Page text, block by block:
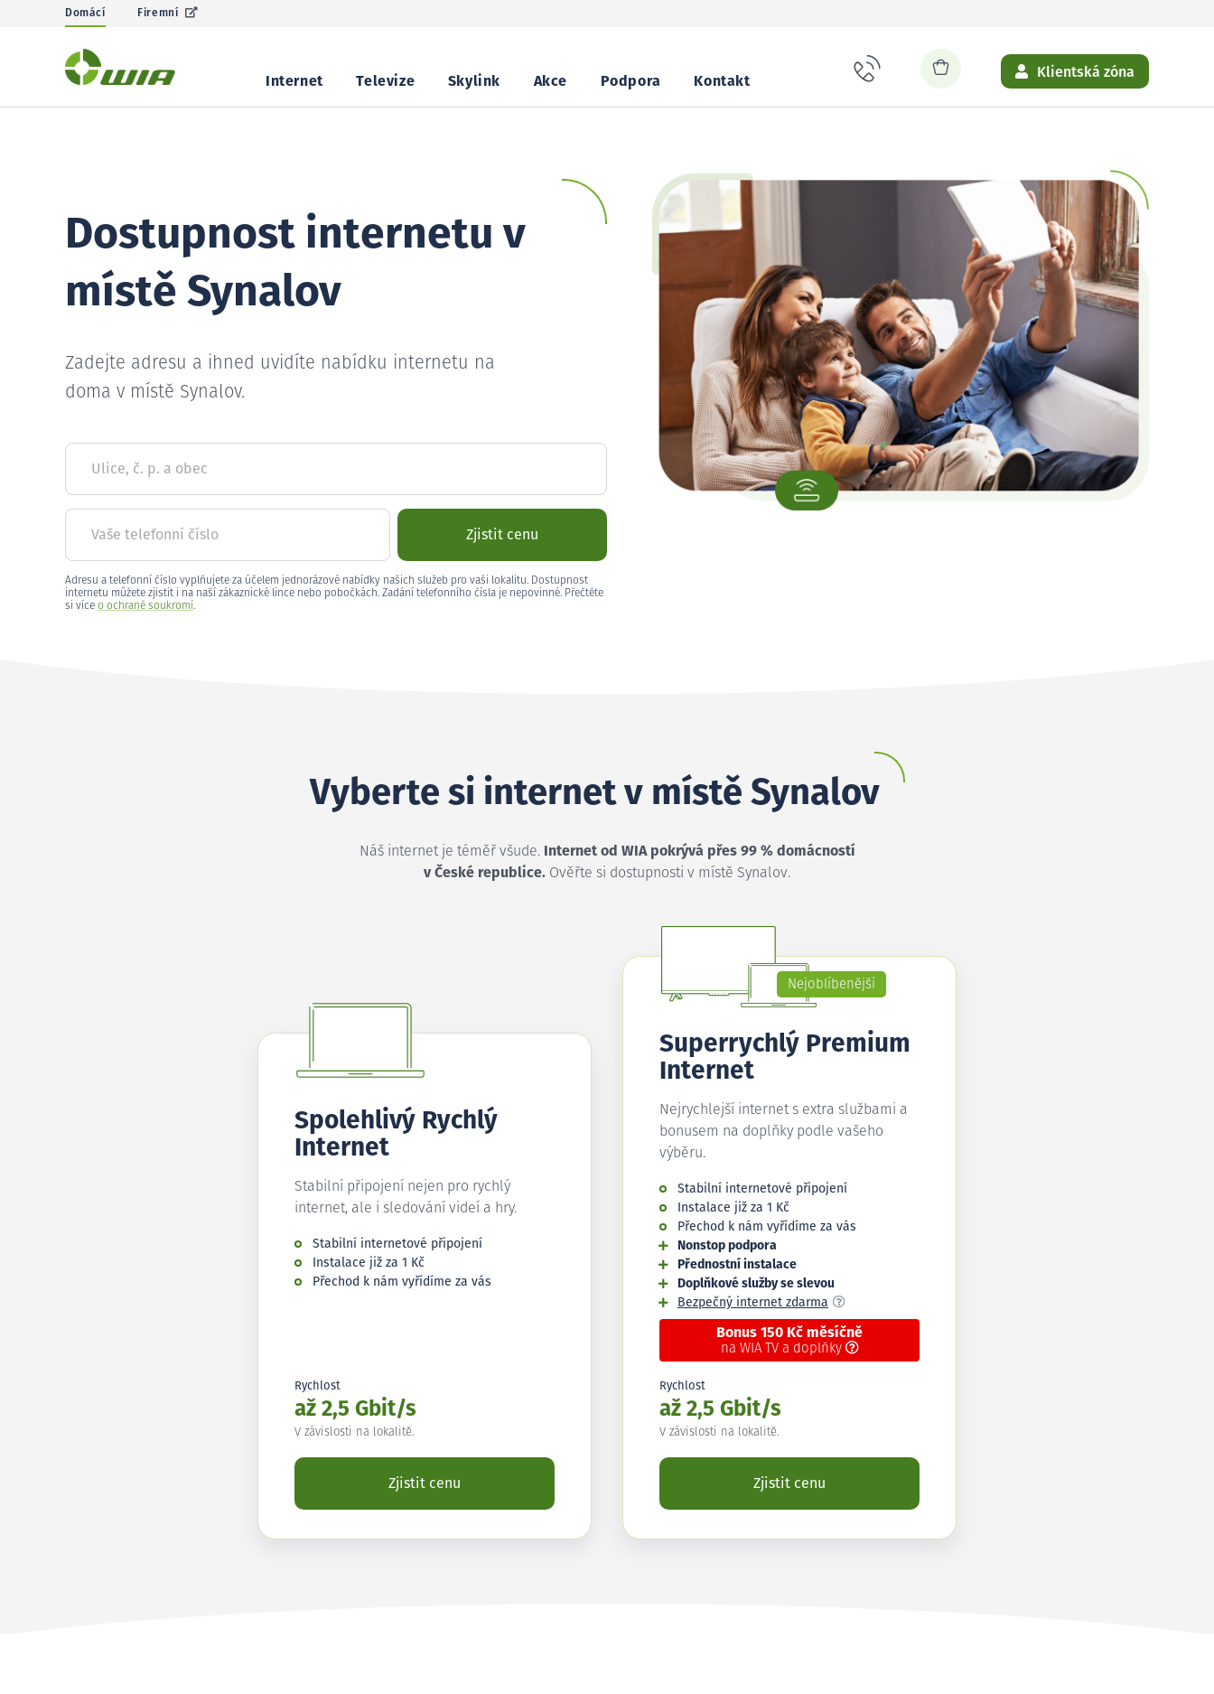
Domácí Firemní
Internet Televize Skylink Akce Podpora Kontakt
Klientská zóna
Dostupnost internetu v
místě Synalov
Zadejte adresu a ihned uvidíte nabídku internetu na
doma v místě Synalov.
Ulice, č. p. a obec
Vaše telefonní číslo Zjistit cenu
Adresu a telefonní číslo vyplňujete za účelem jednorázové nabídky našich služeb pro vaši lokalitu. Dostupnost
internetu můžete zjistit i na naší zákaznické lince nebo pobočkách. Zadání telefonního čísla je nepovinné. Přečtěte
si více o ochraně soukromí.
Vyberte si internet v místě Synalov
Náš internet je téměř všude.
Internet od WIA pokrývá přes 99 % domácností
v České republice. Ověřte si dostupnosti v místě Synalov.
Spolehlivý Rychlý
Internet
Stabilní připojení nejen pro rychlý
internet, ale i sledování videí a hry.
Stabilní internetové připojení
Instalace již za 1 Kč
Přechod k nám vyřídíme za vás
Rychlost
až 2,5 Gbit/s
V závislosti na lokalitě.
Zjistit cenu
Nejoblíbenější
Superrychlý Premium
Internet
Nejrychlejší internet s extra službami a
bonusem na doplňky podle vašeho
výběru.
Stabilní internetové připojení
Instalace již za 1 Kč
Přechod k nám vyřídíme za vás
Nonstop podpora
Přednostní instalace
Doplňkové služby se slevou
Bezpečný internet zdarma
Bonus 150 Kč měsíčně
na WIA TV a doplňky
Rychlost
až 2,5 Gbit/s
V závislosti na lokalitě.
Zjistit cenu